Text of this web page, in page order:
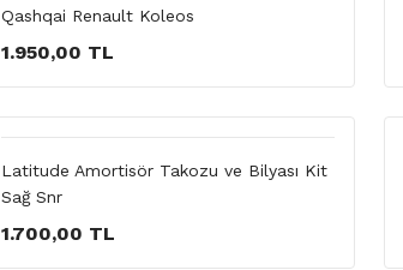
Qashqai Renault Koleos
1.950,00 TL
Latitude Amortisör Takozu ve Bilyası Kit
Sağ Snr
1.700,00 TL